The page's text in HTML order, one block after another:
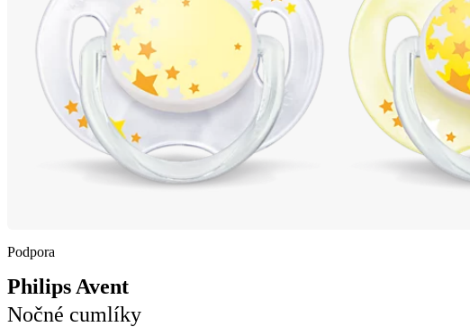
Podpora
Philips Avent
Nočné cumlíky